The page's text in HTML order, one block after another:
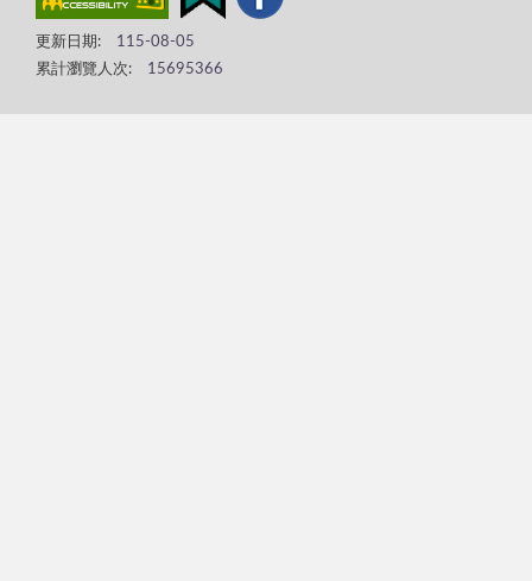
更新日期:
115-08-05
累計瀏覽人次:
15695366